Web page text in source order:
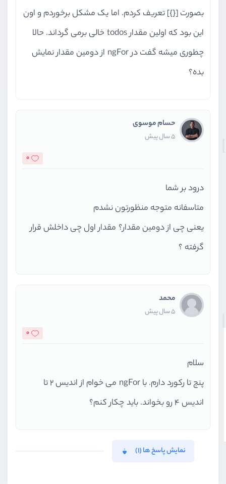
بصورت [{}] تعریف کردم. اما یک مشکل برخوردم و اون
این بود که اولین مقدار todos خالی برمی گرداند. حالا
چطوری میشه گفت در ngFor از دومین مقدار نمایش
بده؟
حسام موسوی
5 سال پیش
0
درود بر شما
متاسفانه متوجه منظورتون نشدم
یعنی چی از دومین مقدار؟ مقدار اول چی داخلش قرار
گرفته ؟
محمد
5 سال پیش
0
سلام
پنج تا رکورد دارم. با ngFor می خوام از اندیس 2 تا
اندیس 4 رو بخواند. باید چکار کنم؟
نمایش پاسخ ها (1)